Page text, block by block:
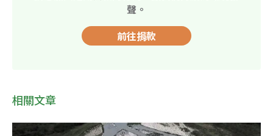
聲。
前往捐款
相關文章